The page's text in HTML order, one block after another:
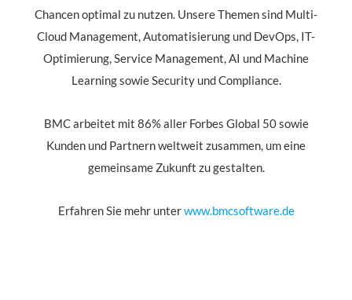
Chancen optimal zu nutzen. Unsere Themen sind Multi-
Cloud Management, Automatisierung und DevOps, IT-
Optimierung, Service Management, AI und Machine
Learning sowie Security und Compliance.
BMC arbeitet mit 86% aller Forbes Global 50 sowie
Kunden und Partnern weltweit zusammen, um eine
gemeinsame Zukunft zu gestalten.
Erfahren Sie mehr unterwww.bmcsoftware.de